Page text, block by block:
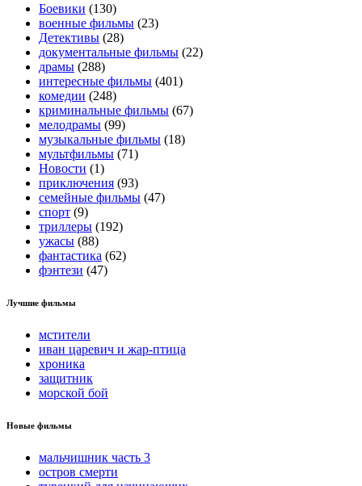
Боевики (130)
военные фильмы (23)
Детективы (28)
документальные фильмы (22)
драмы (288)
интересные фильмы (401)
комедии (248)
криминальные фильмы (67)
мелодрамы (99)
музыкальные фильмы (18)
мультфильмы (71)
Новости (1)
приключения (93)
семейные фильмы (47)
спорт (9)
триллеры (192)
ужасы (88)
фантастика (62)
фэнтези (47)
Лучшие фильмы
мстители
иван царевич и жар-птица
хроника
защитник
морской бой
Новые фильмы
мальчишник часть 3
остров смерти